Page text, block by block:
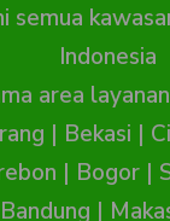
semua
Indonesia
area
| Bekasi |
| Bogor |
Bandung |